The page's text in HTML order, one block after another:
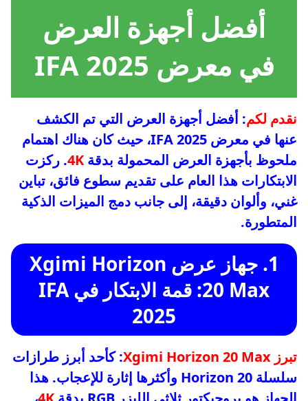
أفضل أجهزة العرض
في معرض IFA 2025
نقدم لكم: أفضل أجهزة العرض التي تم الكشف
عنها في معرض IFA 2025، حيث كان هناك اهتمام
ملحوظ بأجهزة العرض المحمولة بدقة 4K. ركزت
الابتكارات هذا العام على تقديم سطوع فائق، تباين
غني، وألوان دقيقة، إلى جانب دمج الميزات الذكية
المتطورة.
1. جهاز عرض Xgimi Horizon
20 Max: قمة الابتكار في IFA
2025
تبرز Xgimi Horizon 20 Max
: كأحد أبرز طرازات
سلسلة Horizon 20 وأكثرها إثارة للإعجاب. هذا